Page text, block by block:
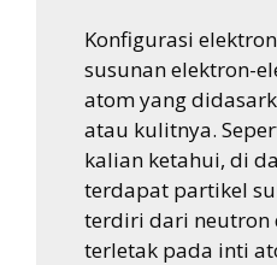
Konfigurasi
susunan elektron-
atom yang
atau kulitnya.
kalian ketahui, di
terdapat partikel
terdiri dari neutron
terletak pada inti